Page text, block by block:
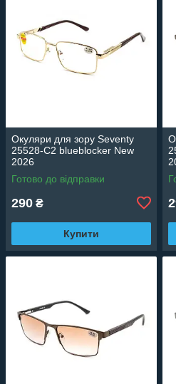
Окуляри для зору Seventy
25528-C2 blueblocker New
2026
Готово до відправки
290 ₴
Купити